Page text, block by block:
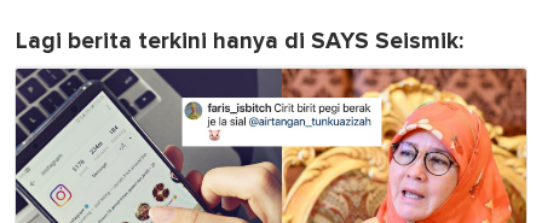
Lagi berita terkini hanya di SAYS Seismik: